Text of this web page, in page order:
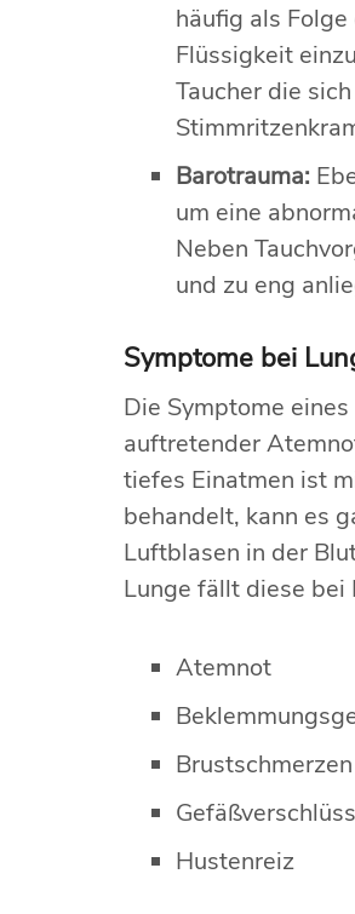
häufig als
Flüssigkeit
Taucher die
Barotrauma:
um eine
Neben
und zu eng
Symptome bei
Die Symptome
auftretender
tiefes Einatmen ist
behandelt, kann es
Luftblasen in der
Lunge fällt diese bei
Atemnot
Brustschmerzen
Hustenreiz